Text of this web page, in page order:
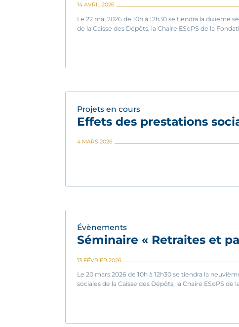
14 AVRIL 2026
Le 22 mai 2026 de 10h à 12h30 se tiendra la dixième
de la Caisse des Dépôts, la Chaire ESoPS de la
Projets en cours
Effets des prestations
4 MARS 2026
Évènements
Séminaire « Retraites et
13 FÉVRIER 2026
Le 20 mars 2026 de 10h à 12h30 se tiendra la
sociales de la Caisse des Dépôts, la Chaire ESoPS